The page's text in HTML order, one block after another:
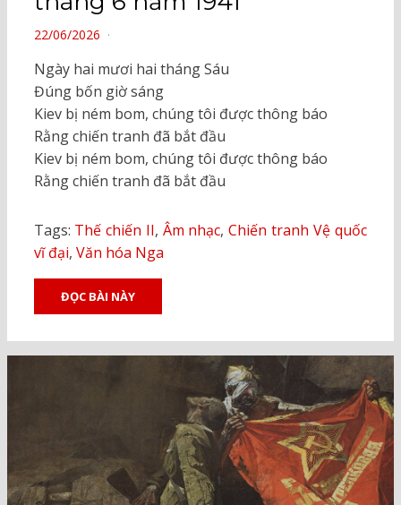
POSTED
22/06/2026
Ngày hai mươi hai tháng Sáu
Đúng bốn giờ sáng
Kiev bị ném bom, chúng tôi được thông báo
Rằng chiến tranh đã bắt đầu
Kiev bị ném bom, chúng tôi được thông báo
Rằng chiến tranh đã bắt đầu
Tags: Thế chiến II, Âm nhạc,Chiến tranh Vệ quốc
vĩ đại, Văn hóa Nga
ĐỌC BÀI NÀY